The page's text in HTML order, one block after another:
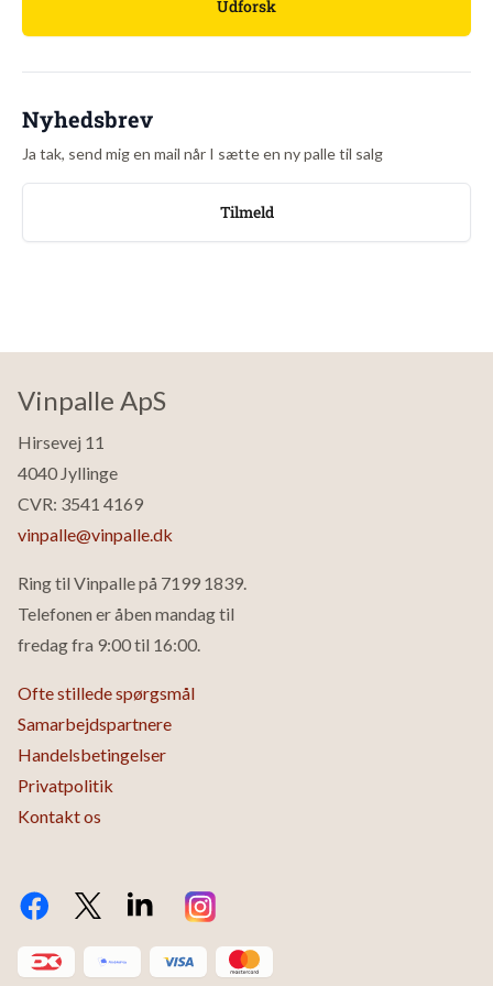
forfriskende citrus-bid i enden. Vinen er i det hele taget let
En klar fordel ved hvidvinene fra området er, at vinbønderne, i
traditionelt marked at afsætte vinene på og derfor sælger dem til
meget rimelige penge.
Udforsk
Nyhedsbrev
Ja tak, send mig en mail når I sætte en ny palle til salg
Tilmeld
Vinpalle ApS
Hirsevej 11
4040 Jyllinge
CVR: 3541 4169
vinpalle@vinpalle.dk
Ring til Vinpalle på 7199 1839
Telefonen er åben mandag til
fredag fra 9:00 til 16:00.
Ofte stillede spørgsmål
Samarbejdspartnere
Handelsbetingelser
Privatpolitik
Kontakt os
FacebookTwitter X.com
LinkedInInstagram